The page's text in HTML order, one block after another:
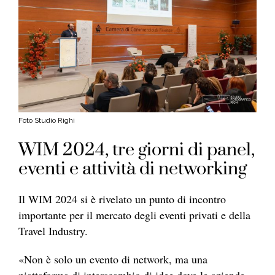
Foto Studio Righi
WIM 2024, tre giorni di panel,
eventi e attività di networking
Il WIM 2024 si è rivelato un punto di incontro
importante per il mercato degli eventi privati e della
Travel Industry.
«Non è solo un evento di network, ma una